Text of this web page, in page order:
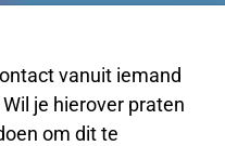
vanuit iemand
je hierover praten
om dit te